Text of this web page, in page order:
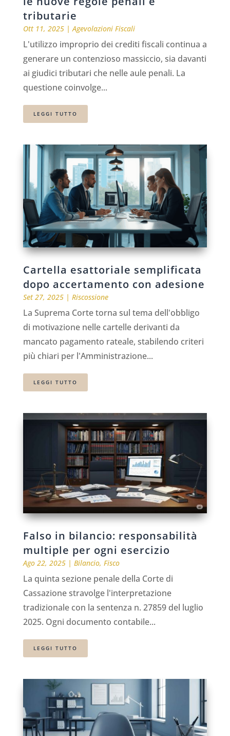
tributarie
Ott 11, 2025| Agevolazioni Fiscali
L'utilizzo improprio dei crediti fiscali continua a
generare un contenzioso massiccio, sia davanti
ai giudici tributari che nelle aule penali. La
questione coinvolge...
LEGGI TUTTO
Cartella esattoriale semplificata
dopo accertamento con adesione
Set 27, 2025| Riscossione
La Suprema Corte torna sul tema dell'obbligo
di motivazione nelle cartelle derivanti da
mancato pagamento rateale, stabilendo criteri
più chiari per l'Amministrazione...
LEGGI TUTTO
Falso in bilancio: responsabilità
multiple per ogni esercizio
Ago 22, 2025| Bilancio, Fisco
La quinta sezione penale della Corte di
Cassazione stravolge l'interpretazione
tradizionale con la sentenza n. 27859 del luglio
2025. Ogni documento contabile...
LEGGI TUTTO